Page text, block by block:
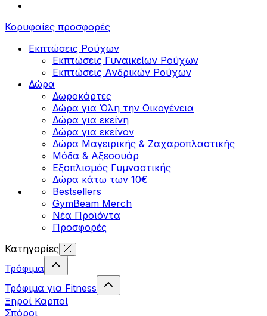
Κορυφαίες προσφορές
Εκπτώσεις Ρούχων
Εκπτώσεις Γυναικείων Ρούχων
Εκπτώσεις Aνδρικών Ρούχων
Δώρα
Δωροκάρτες
Δώρα για Όλη την Οικογένεια
Δώρα για εκείνη
Δώρα για εκείνον
Δώρα Μαγειρικής & Ζαχαροπλαστικής
Μόδα & Αξεσουάρ
Εξοπλισμός Γυμναστικής
Δώρα κάτω των 10€
Bestsellers
GymBeam Merch
Νέα Προϊόντα
Προσφορές
Κατηγορίες
Τρόφιμα
Τρόφιμα για Fitness
Ξηροί Καρποί
Σπόροι